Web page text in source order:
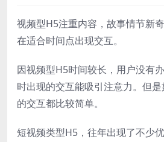
视频型H5注重内容，故事情节新
在适合时间点出现交互。
因视频型H5时间较长，用户没有
时出现的交互能吸引注意力。但
的交互都比较简单。
短视频类型H5，往年出现了不少